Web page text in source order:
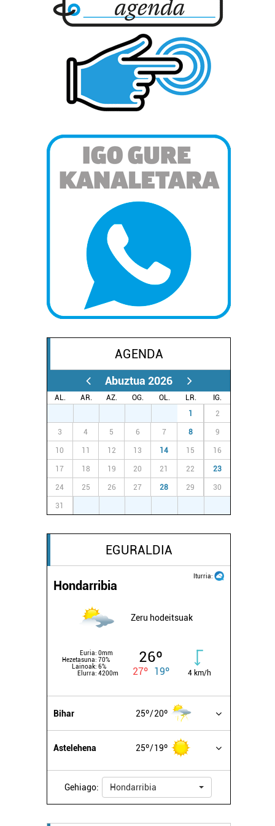
AGENDA
Abuztua 2026
AL. AR. AZ. OG. OL. LR.
IG.
1 2
3 4 5 6 7 8 9
10 11 12 13 14 15 16
17 18 19 20 21 22 23
24 25 26 27 28 29 30
31
EGURALDIA
Iturria:
Hondarribia
Zeru hodeitsuak
Euria: 0mm
Hezetasuna: 70%
Lainoak: 6%
Elurra: 4200m
26º
27º 19º 4 km/h
Bihar 25º 20º
Astelehena 25º 19º
Gehiago: Hondarribia